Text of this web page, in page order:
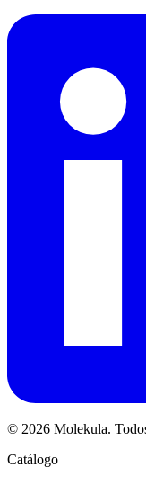
© 2026 Molekula.
Catálogo